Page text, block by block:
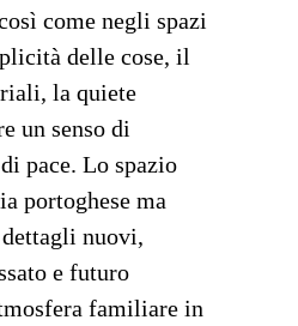
come negli spazi
delle cose, il
la quiete
un senso di
pace. Lo spazio
portoghese ma
nuovi,
e futuro
familiare in